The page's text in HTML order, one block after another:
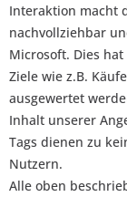
Interaktion macht
nachvollziehbar
Microsoft. Dies
Ziele wie z.B.
ausgewertet
Inhalt unserer
Tags dienen zu
Nutzern.
Alle oben